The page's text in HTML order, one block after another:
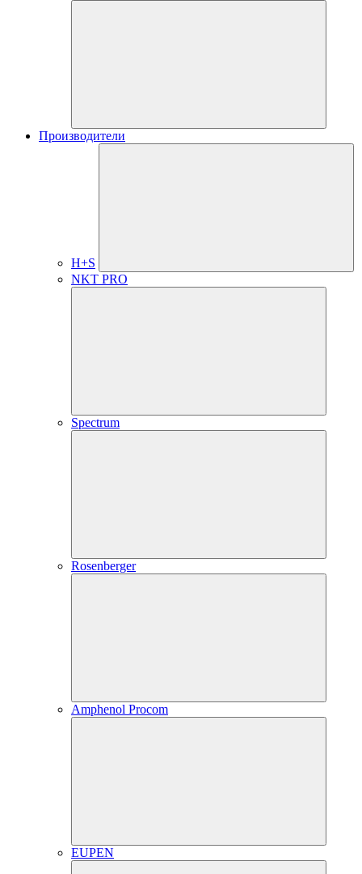
Производители
H+S
NKT PRO
Spectrum
Rosenberger
Amphenol Procom
EUPEN